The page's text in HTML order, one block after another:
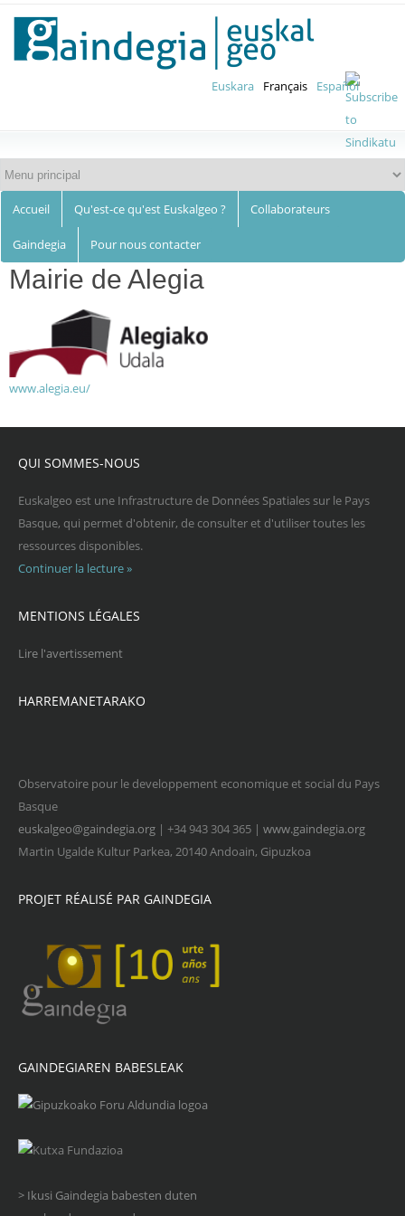
contenu
principal
Euskalgeo
Euskara Français Español
Accueil Qu'est-ce qu'est Euskalgeo ? Collaborateurs
Gaindegia Pour nous contacter
Mairie de Alegia
www.alegia.eu/
QUI SOMMES-NOUS
Euskalgeo est une Infrastructure de Données Spatiales sur le Pays
Basque, qui permet d'obtenir, de consulter et d'utiliser toutes les
ressources disponibles.
Continuer la lecture »
MENTIONS LÉGALES
Lire l'avertissement
HARREMANETARAKO
Observatoire pour le developpement economique et social du Pays
Basque
euskalgeo@gaindegia.org | +34 943 304 365 | www.gaindegia.org
Martin Ugalde Kultur Parkea, 20140 Andoain, Gipuzkoa
PROJET RÉALISÉ PAR GAINDEGIA
GAINDEGIAREN BABESLEAK
> Ikusi Gaindegia babesten duten